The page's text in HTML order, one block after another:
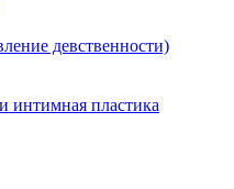
девственности)
интимная пластика